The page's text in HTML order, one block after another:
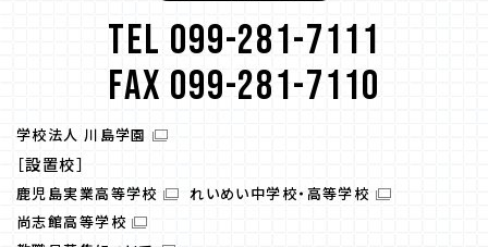
TEL 099-281-7111
FAX 099-281-7110
学校法人 川島学園
［設置校］
鹿児島実業高等学校
れいめい中学校・高等学校
尚志館高等学校